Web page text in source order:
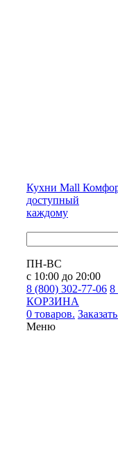
Кухни Mall
доступный
каждому
ПН-ВС
с 10:00 до 20:00
8 (800) 302-77-06 8
КОРЗИНА
0 товаров.
Меню